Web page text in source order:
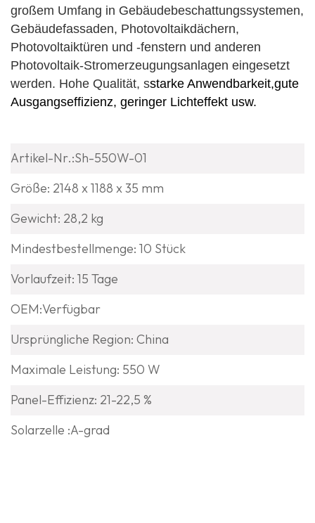
großem Umfang in Gebäudebeschattungssystemen,
Gebäudefassaden, Photovoltaikdächern,
Photovoltaiktüren und -fenstern und anderen
Photovoltaik-Stromerzeugungsanlagen eingesetzt
werden. Hohe Qualität, sstarke Anwendbarkeit,gute
Ausgangseffizienz, geringer Lichteffekt usw.
Artikel-Nr.:Sh-550W-01
Größe: 2148 x 1188 x 35 mm
Gewicht: 28,2 kg
Mindestbestellmenge: 10 Stück
Vorlaufzeit: 15 Tage
OEM:Verfügbar
Ursprüngliche Region: China
Maximale Leistung: 550 W
Panel-Effizienz: 21-22,5 %
Solarzelle :A-grad